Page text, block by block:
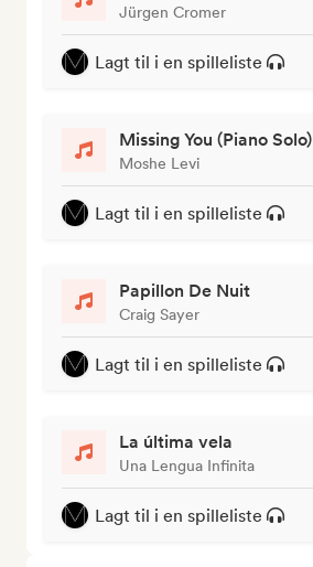
Jürgen Cromer
Lagt til i en spilleliste
Missing You (Piano Solo)
Moshe Levi
Lagt til i en spilleliste
Papillon De Nuit
Craig Sayer
Lagt til i en spilleliste
La última vela
Una Lengua Infinita
Lagt til i en spilleliste